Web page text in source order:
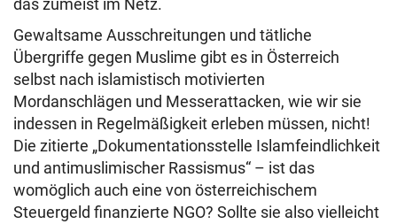
das zumeist im Netz.
Gewaltsame Ausschreitungen und tätliche
Übergriffe gegen Muslime gibt es in Österreich
selbst nach islamistisch motivierten
Mordanschlägen und Messerattacken, wie wir sie
indessen in Regelmäßigkeit erleben müssen, nicht!
Die zitierte „Dokumentationsstelle Islamfeindlichkeit
und antimuslimischer Rassismus“ – ist das
womöglich auch eine von österreichischem
Steuergeld finanzierte NGO? Sollte sie also vielleicht